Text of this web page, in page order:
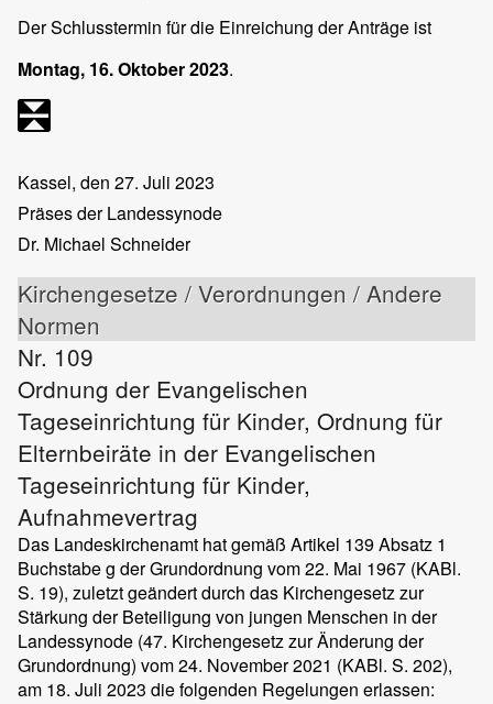
Der Schlusstermin für die Einreichung der Anträge ist
Montag, 16. Oktober 2023.
Kassel, den 27. Juli 2023
Präses der Landessynode
Dr. Michael Schneider
Kirchengesetze / Verordnungen / Andere
Normen
Nr. 109
Ordnung der Evangelischen
Tageseinrichtung für Kinder, Ordnung für
Elternbeiräte in der Evangelischen
Tageseinrichtung für Kinder,
Aufnahmevertrag
Das Landeskirchenamt hat gemäß Artikel 139 Absatz 1
Buchstabe g der Grundordnung vom 22. Mai 1967 (KABl.
S. 19), zuletzt geändert durch das Kirchengesetz zur
Stärkung der Beteiligung von jungen Menschen in der
Landessynode (47. Kirchengesetz zur Änderung der
Grundordnung) vom 24. November 2021 (KABl. S. 202),
am 18. Juli 2023 die folgenden Regelungen erlassen: